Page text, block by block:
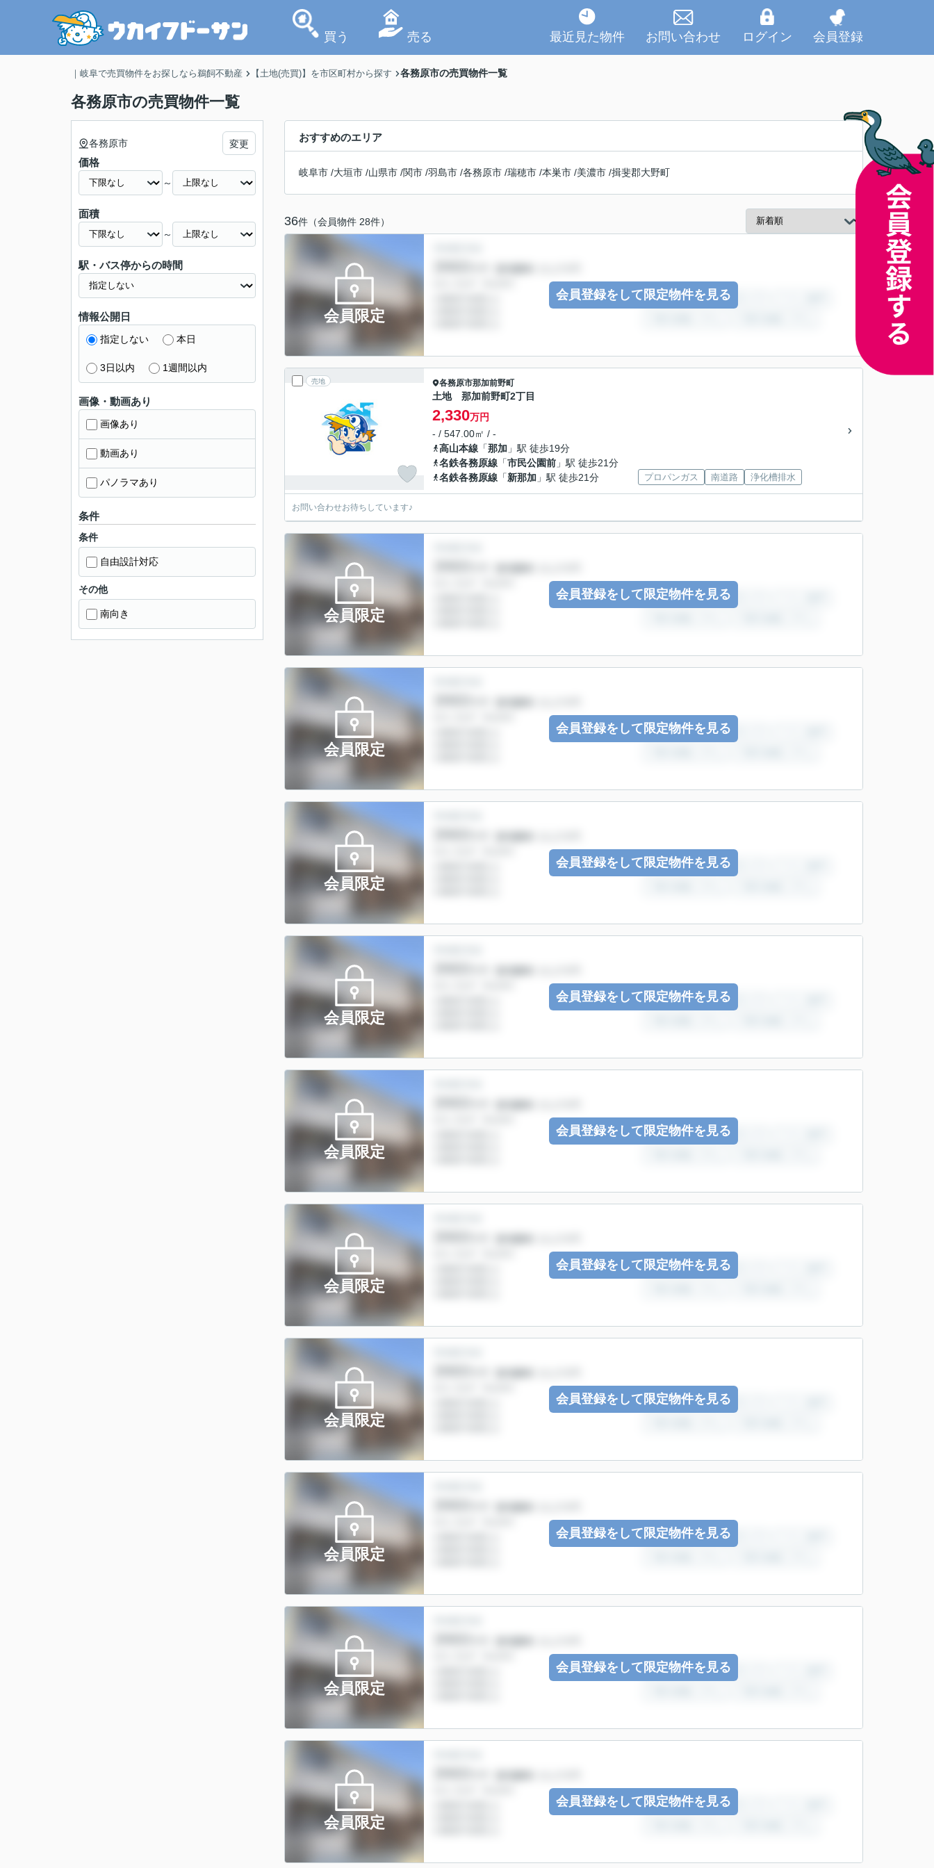
買う 売る 最近見た物件 お問い合わせ ログイン 会員登録
｜岐阜で売買物件をお探しなら鵜飼不動産 【土地(売買)】を市区町村から探す 各務原市の売買物件一覧
各務原市の売買物件一覧
おすすめのエリア
岐阜市 /大垣市 /山県市 /関市 /羽島市 /各務原市 /瑞穂市 /本巣市 /美濃市 /揖斐郡大野町
36件（会員物件 28件）
会員限定
会員登録をして限定物件を見る
売地 各務原市那加前野町
土地 那加前野町2丁目
2,330万円
- / 547.00㎡ / -
高山本線 「那加 」駅 徒歩19分
名鉄各務原線 「市民公園前 」駅 徒歩21分
名鉄各務原線 「新那加 」駅 徒歩21分 プロパンガス 南道路 浄化槽排水
お問い合わせお待ちしています♪
会員限定
会員登録をして限定物件を見る
会員限定
会員登録をして限定物件を見る
会員限定
会員登録をして限定物件を見る
会員限定
会員登録をして限定物件を見る
会員限定
会員登録をして限定物件を見る
会員限定
会員登録をして限定物件を見る
会員限定
会員登録をして限定物件を見る
会員限定
会員登録をして限定物件を見る
会員限定
会員登録をして限定物件を見る
会員限定
会員登録をして限定物件を見る
各務原市 変更
価格
～
面積
～
駅・バス停からの時間
情報公開日
指定しない 本日
3日以内 1週間以内
画像・動画あり
画像あり
動画あり
パノラマあり
条件
条件
自由設計対応
その他
南向き